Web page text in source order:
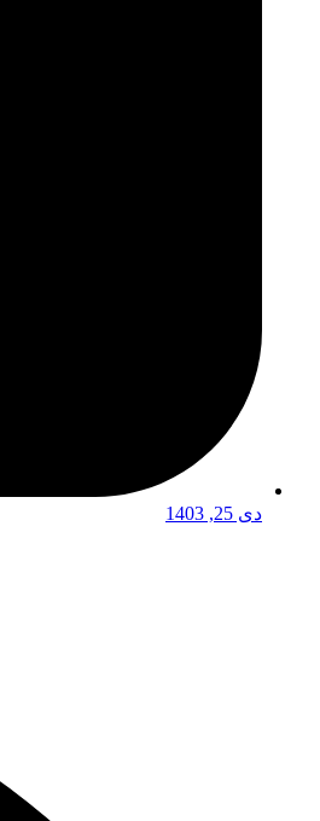
دی 25, 1403